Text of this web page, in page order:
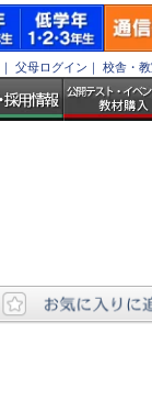
｜ 父母ログイン ｜ 校舎・